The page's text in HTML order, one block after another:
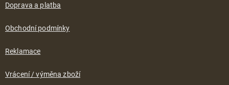
Doprava a platba
Obchodní podmínky
Reklamace
Vrácení / výměna zboží